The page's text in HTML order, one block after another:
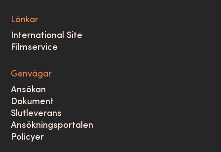
Länkar
International Site
Filmservice
Genvägar
Ansökan
Dokument
Slutleverans
Ansökningsportalen
Policyer